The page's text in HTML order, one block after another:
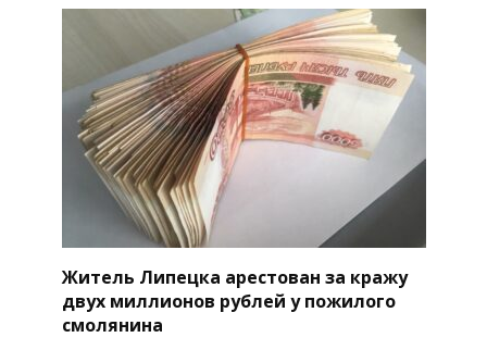
Житель Липецка арестован за кражу
двух миллионов рублей у пожилого
смолянина